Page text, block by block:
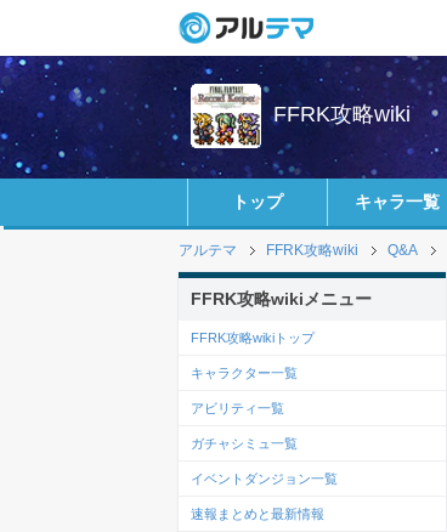
FFRK攻略wiki
トップ キャラ一覧
アルテマ FFRK攻略wiki Q&A
FFRK攻略wikiメニュー
FFRK攻略wikiトップ
キャラクター一覧
アビリティ一覧
ガチャシミュ一覧
イベントダンジョン一覧
速報まとめと最新情報